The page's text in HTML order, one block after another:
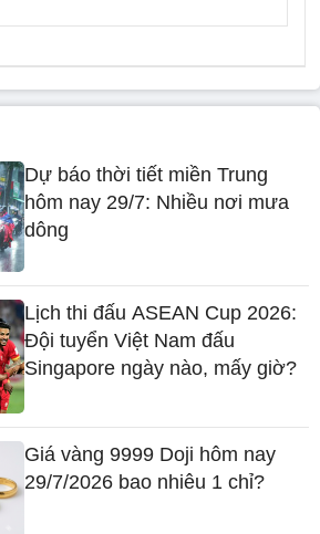
Dự báo thời tiết miền Trung
hôm nay 29/7: Nhiều nơi mưa
dông
Lịch thi đấu ASEAN Cup 2026:
Đội tuyển Việt Nam đấu
Singapore ngày nào, mấy giờ?
Giá vàng 9999 Doji hôm nay
29/7/2026 bao nhiêu 1 chỉ?